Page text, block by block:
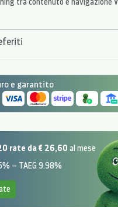
più fluida. Grazie a tutta questa
sarà molto più fruibile,
vedere i tuoi contenuti
e garantito
rate da € 26,60 al mese
– TAEG 9.98%